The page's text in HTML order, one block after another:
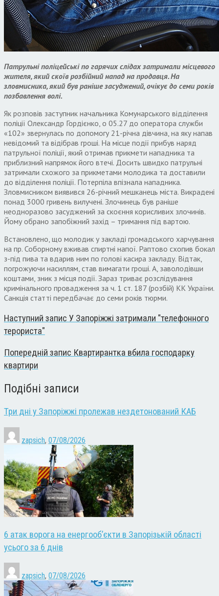
Патрульні поліцейські по гарячих слідах затримали місцевого
жителя, який скоїв розбійний напад на продавця. На
зловмисника, який був раніше засуджений, очікує до семи років
позбавлення волі.
Як розповів заступник начальника Комунарського відділення
поліції Олександр Гордієнко, о 05.27 до оператора служби
«102» звернулась по допомогу 21-річна дівчина, на яку напав
невідомий та відібрав гроші. На місце події прибув наряд
патрульної поліції, який отримав прикмети нападника та
приблизний напрямок його втечі. Досить швидко патрульні
затримали схожого за прикметами молодика та доставили
до відділення поліції. Потерпіла впізнала нападника.
Зловмисником виявився 26-річний мешканець міста. Викрадені
понад 3000 гривень вилучені. Злочинець був раніше
неодноразово засуджений за скоєння корисливих злочинів.
Йому обрано запобіжний захід – тримання під вартою.
Встановлено, що молодик у закладі громадського харчування
на пр. Соборному вживав спиртні напої. Раптово схопив бокал
з-під пива та вдарив ним по голові касира закладу. Відтак,
погрожуючи насиллям, став вимагати гроші. А, заволодівши
коштами, зник з місця події. Зараз триває розслідування
кримінального провадження за ч. 1 ст. 187 (розбій) КК України.
Санкція статті передбачає до семи років тюрми.
Наступний запис У Запоріжжі затримали "телефонного
терориста"
Попередній запис Квартирантка вбила господарку
квартири
Подібні записи
Три дні у Запоріжжі пролежав нездетонований КАБ
zapsich, 07/08/2026
6 атак ворога на енергооб’єкти в Запорізькій області
усього за 6 днів
zapsich, 07/08/2026